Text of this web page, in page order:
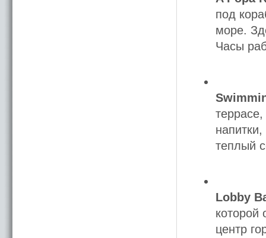
под
море.
Часы
теплый
Lobby
которой
центр